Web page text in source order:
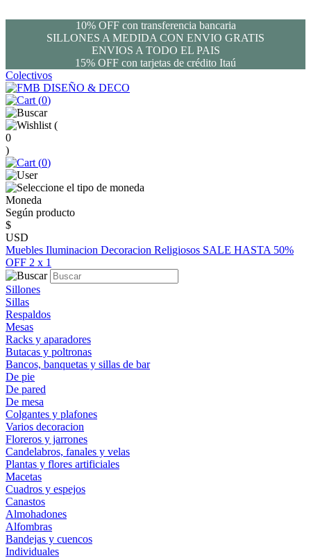
10% OFF con transferencia bancaria
SILLONES A MEDIDA CON ENVIO GRATIS
ENVIOS A TODO EL PAIS
15% OFF con tarjetas de crédito Itaú
Colectivos
(0)
(
0
)
(0)
Moneda
Según producto
$
USD
Muebles Iluminacion Decoracion Religiosos SALE HASTA 50%
OFF 2 x 1
Sillones
Sillas
Respaldos
Mesas
Racks y aparadores
Butacas y poltronas
Bancos, banquetas y sillas de bar
De pie
De pared
De mesa
Colgantes y plafones
Varios decoracion
Floreros y jarrones
Candelabros, fanales y velas
Plantas y flores artificiales
Macetas
Cuadros y espejos
Canastos
Almohadones
Alfombras
Bandejas y cuencos
Individuales